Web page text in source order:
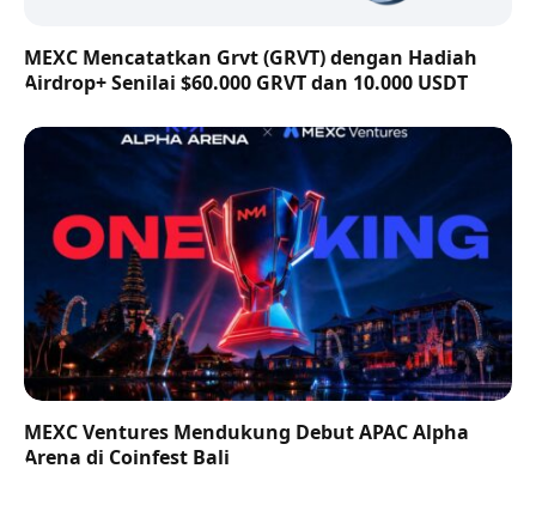
MEXC Mencatatkan Grvt (GRVT) dengan Hadiah
Airdrop+ Senilai $60.000 GRVT dan 10.000 USDT
MEXC Ventures Mendukung Debut APAC Alpha
Arena di Coinfest Bali